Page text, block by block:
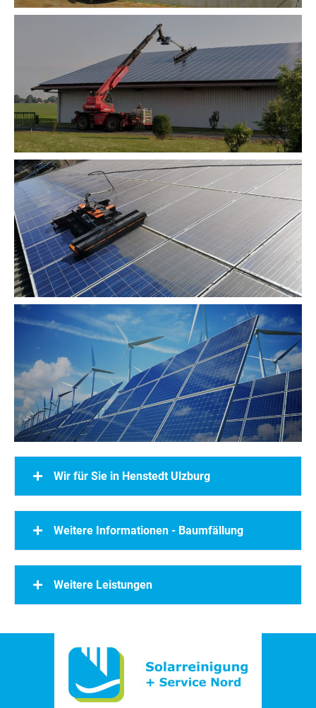
Wir für Sie in Henstedt Ulzburg
Weitere Informationen - Baumfällung
Weitere Leistungen